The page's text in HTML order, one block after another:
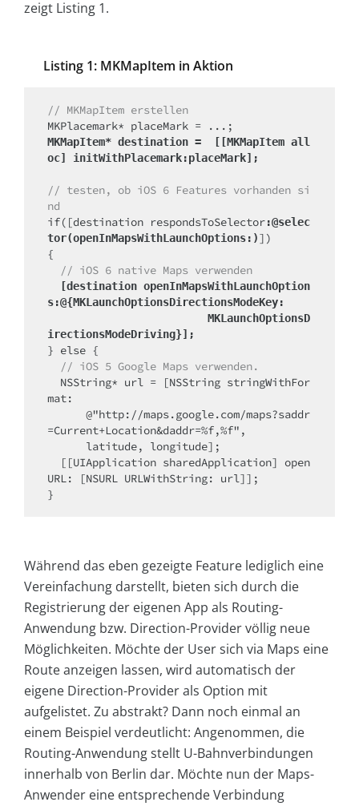
zeigt Listing 1.
Listing 1: MKMapItem in Aktion
// MKMapItem erstellen
MKMapItem* destination =  [[MKMapItem all
oc] initWithPlacemark:placeMark];
// testen, ob iOS 6 Features vorhanden si
nd
if([destination respondsToSelector:@selec
tor(openInMapsWithLaunchOptions:)])
// iOS 6 native Maps verwenden
s:@{MKLaunchOptionsDirectionsModeKey:
irectionsModeDriving}];
} else {
// iOS 5 Google Maps verwenden.
mat:
=Current+Location&daddr=%f,%f",
URL: [NSURL URLWithString: url]];
}
Während das eben gezeigte Feature lediglich eine
Vereinfachung darstellt, bieten sich durch die
Registrierung der eigenen App als Routing-
Anwendung bzw. Direction-Provider völlig neue
Möglichkeiten. Möchte der User sich via Maps eine
Route anzeigen lassen, wird automatisch der
eigene Direction-Provider als Option mit
aufgelistet. Zu abstrakt? Dann noch einmal an
einem Beispiel verdeutlicht: Angenommen, die
Routing-Anwendung stellt U-Bahnverbindungen
innerhalb von Berlin dar. Möchte nun der Maps-
Anwender eine entsprechende Verbindung